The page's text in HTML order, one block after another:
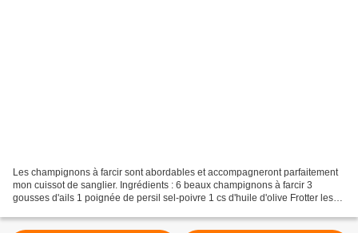
Les champignons à farcir sont abordables et accompagneront parfaitement
mon cuissot de sanglier. Ingrédients : 6 beaux champignons à farcir 3
gousses d'ails 1 poignée de persil sel-poivre 1 cs d'huile d'olive Frotter les